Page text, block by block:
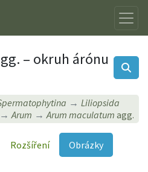
– okruh árónu
Liliopsida
Arum Arum maculatum agg.
Rozšíření
Obrázky